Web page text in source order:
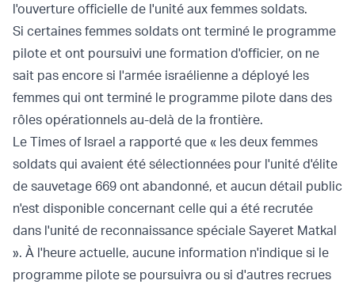
l'ouverture officielle de l'unité aux femmes soldats.
Si certaines femmes soldats ont terminé le programme
pilote et ont poursuivi une formation d'officier, on ne
sait pas encore si l'armée israélienne a déployé les
femmes qui ont terminé le programme pilote dans des
rôles opérationnels au-delà de la frontière.
Le Times of Israel a rapporté que « les deux femmes
soldats qui avaient été sélectionnées pour l'unité d'élite
de sauvetage 669 ont abandonné, et aucun détail public
n'est disponible concernant celle qui a été recrutée
dans l'unité de reconnaissance spéciale Sayeret Matkal
». À l'heure actuelle, aucune information n'indique si le
programme pilote se poursuivra ou si d'autres recrues